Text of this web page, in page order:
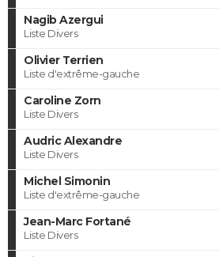
Nagib Azergui
Liste Divers
Olivier Terrien
Liste d'extrême-gauche
Caroline Zorn
Liste Divers
Audric Alexandre
Liste Divers
Michel Simonin
Liste d'extrême-gauche
Jean-Marc Fortané
Liste Divers